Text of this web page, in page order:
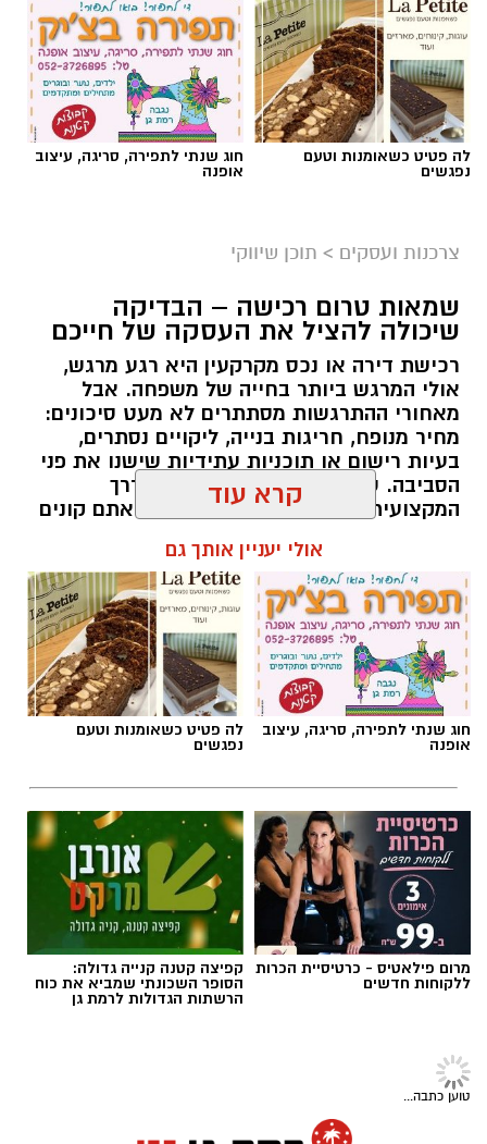
לה פטיט כשאומנות וטעם
נפגשים
חוג שנתי לתפירה, סריגה, עיצוב
אופנה
צרכנות ועסקים > תוכן שיווקי
שמאות טרום רכישה – הבדיקה
שיכולה להציל את העסקה של חייכם
רכישת דירה או נכס מקרקעין היא רגע מרגש,
אולי המרגש ביותר בחייה של משפחה. אבל
מאחורי ההתרגשות מסתתרים לא מעט סיכונים:
מחיר מנופח, חריגות בנייה, ליקויים נסתרים,
בעיות רישום או תוכניות עתידיות שישנו את פני
הסביבה. שמאות טרום רכישה היא הדרך
המקצועית והבטוחה לדעת בדיוק מה אתם קונים
תוכן שיווקי / 09:51 05.08.26
קרא עוד
אולי יעניין אותך גם
אופנה נפגשים
קפיצה קטנה קנייה גדולה: